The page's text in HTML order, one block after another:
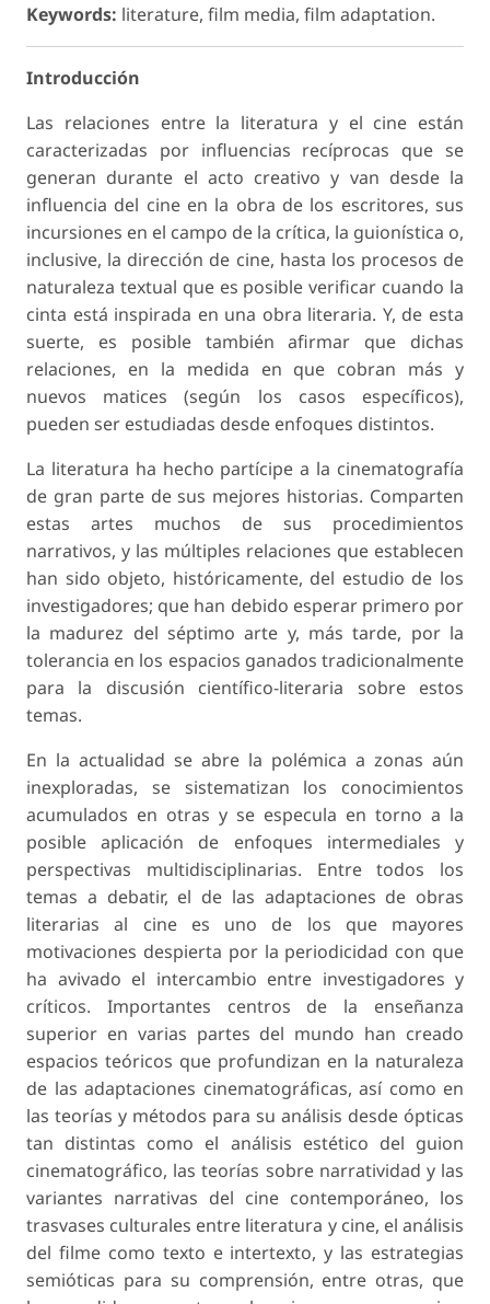
Keywords: literature, film media, film adaptation.
Introducción
Las relaciones entre la literatura y el cine están
caracterizadas por influencias recíprocas que se
generan durante el acto creativo y van desde la
influencia del cine en la obra de los escritores, sus
incursiones en el campo de la crítica, la guionística o,
inclusive, la dirección de cine, hasta los procesos de
naturaleza textual que es posible verificar cuando la
cinta está inspirada en una obra literaria. Y, de esta
suerte, es posible también afirmar que dichas
relaciones, en la medida en que cobran más y
nuevos matices (según los casos específicos),
pueden ser estudiadas desde enfoques distintos.
La literatura ha hecho partícipe a la cinematografía
de gran parte de sus mejores historias. Comparten
estas artes muchos de sus procedimientos
narrativos, y las múltiples relaciones que establecen
han sido objeto, históricamente, del estudio de los
investigadores; que han debido esperar primero por
la madurez del séptimo arte y, más tarde, por la
tolerancia en los espacios ganados tradicionalmente
para la discusión científico-literaria sobre estos
temas.
En la actualidad se abre la polémica a zonas aún
inexploradas, se sistematizan los conocimientos
acumulados en otras y se especula en torno a la
posible aplicación de enfoques intermediales y
perspectivas multidisciplinarias. Entre todos los
temas a debatir, el de las adaptaciones de obras
literarias al cine es uno de los que mayores
motivaciones despierta por la periodicidad con que
ha avivado el intercambio entre investigadores y
críticos. Importantes centros de la enseñanza
superior en varias partes del mundo han creado
espacios teóricos que profundizan en la naturaleza
de las adaptaciones cinematográficas, así como en
las teorías y métodos para su análisis desde ópticas
tan distintas como el análisis estético del guion
cinematográfico, las teorías sobre narratividad y las
variantes narrativas del cine contemporáneo, los
trasvases culturales entre literatura y cine, el análisis
del filme como texto e intertexto, y las estrategias
semióticas para su comprensión, entre otras, que